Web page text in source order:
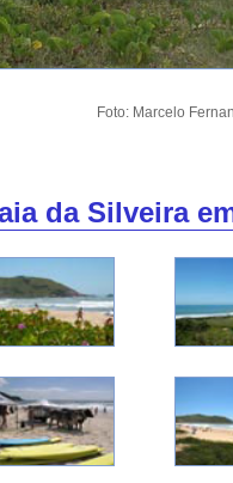
Foto: Marcelo
da Silveira